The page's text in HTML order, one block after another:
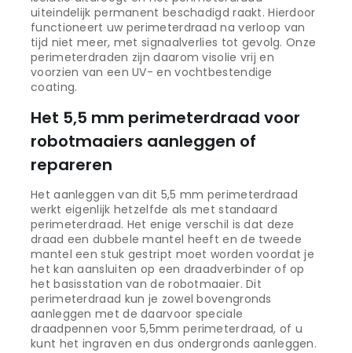
uiteindelijk permanent beschadigd raakt. Hierdoor
functioneert uw perimeterdraad na verloop van
tijd niet meer, met signaalverlies tot gevolg. Onze
perimeterdraden zijn daarom visolie vrij en
voorzien van een UV- en vochtbestendige
coating.
Het 5,5 mm perimeterdraad voor
robotmaaiers aanleggen of
repareren
Het aanleggen van dit 5,5 mm perimeterdraad
werkt eigenlijk hetzelfde als met standaard
perimeterdraad. Het enige verschil is dat deze
draad een dubbele mantel heeft en de tweede
mantel een stuk gestript moet worden voordat je
het kan aansluiten op een draadverbinder of op
het basisstation van de robotmaaier. Dit
perimeterdraad kun je zowel bovengronds
aanleggen met de daarvoor speciale
draadpennen voor 5,5mm perimeterdraad, of u
kunt het ingraven en dus ondergronds aanleggen.